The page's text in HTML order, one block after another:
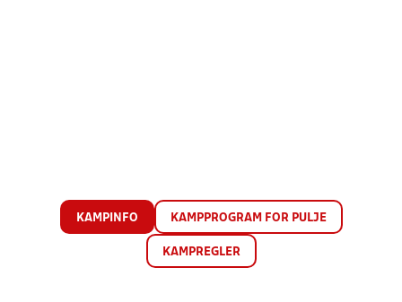
KAMPINFO KAMPPROGRAM FOR PULJE
KAMPREGLER